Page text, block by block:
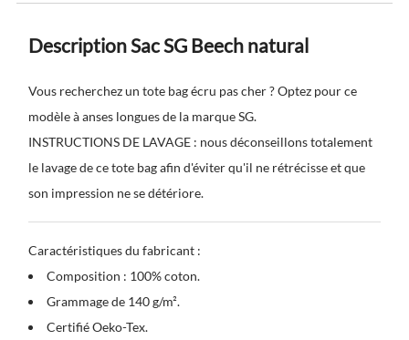
Description Sac SG Beech natural
Vous recherchez un tote bag écru pas cher ? Optez pour ce
modèle à anses longues de la marque SG.
INSTRUCTIONS DE LAVAGE : nous déconseillons totalement
le lavage de ce tote bag afin d'éviter qu'il ne rétrécisse et que
son impression ne se détériore.
Caractéristiques du fabricant :
Composition : 100% coton.
Grammage de 140 g/m².
Certifié Oeko-Tex.